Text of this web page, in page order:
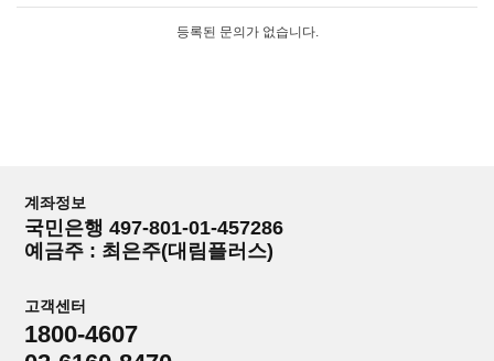
등록된 문의가 없습니다.
계좌정보
국민은행 497-801-01-457286
예금주 : 최은주(대림플러스)
고객센터
1800-4607